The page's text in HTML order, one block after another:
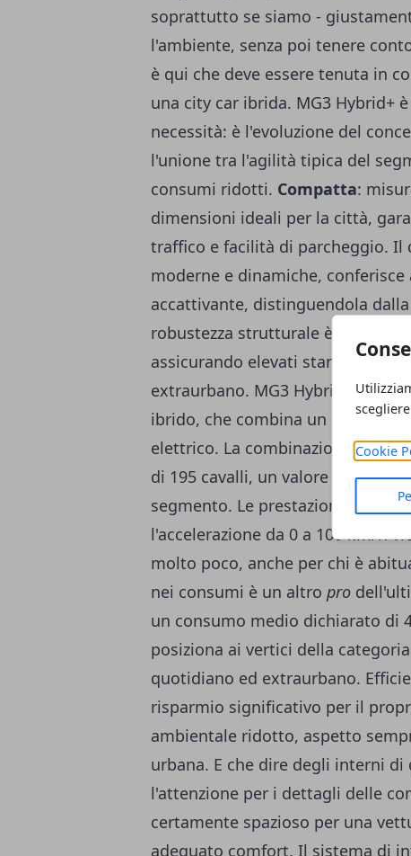
Cookie
soprattutto se siamo -
l'ambiente, senza poi tenere
è qui che deve essere tenuta in
una city car ibrida. MG3 Hybrid+
necessità: è l'evoluzione del
l'unione tra l'agilità tipica del
consumi ridotti. Compatta:
dimensioni ideali per la città,
traffico e facilità di parcheggio. Il
moderne e dinamiche,
accattivante, distinguendola
robustezza strutturale è stata un
assicurando elevati standard di
extraurbano. MG3 Hybrid+
ibrido, che combina un motore a
elettrico. La combinazione si
di 195 cavalli, un valore
segmento. Le prestazioni offerte
l'accelerazione da 0 a 100 km/h
molto poco, anche per chi è
nei consumi è un altro pro
un consumo medio dichiarato di
posiziona ai vertici della
quotidiano ed extraurbano.
risparmio significativo per il
ambientale ridotto, aspetto
urbana. E che dire degli interni
l'attenzione per i dettagli delle
certamente spazioso per una
adeguato comfort. Il sistema di